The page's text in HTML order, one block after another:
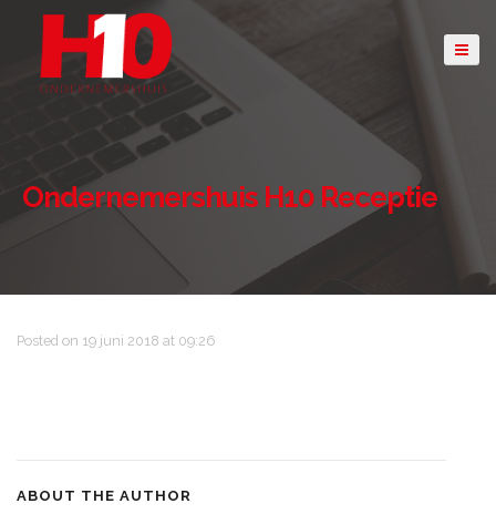
Ondernemershuis H10 Receptie
Posted on 19 juni 2018 at 09:26
ABOUT THE AUTHOR